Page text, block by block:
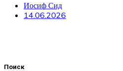
Иосиф Сид
14.06.2026
Поиск